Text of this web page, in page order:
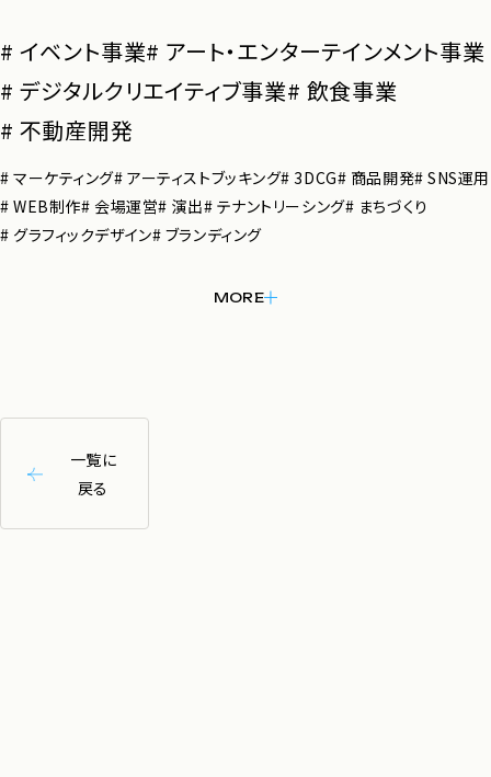
# イベント事業# アート・エンターテインメント事業
# デジタルクリエイティブ事業# 飲食事業
# 不動産開発
# マーケティング# アーティストブッキング# 3DCG# 商品開発# SNS運用
# WEB制作# 会場運営# 演出# テナントリーシング# まちづくり
# グラフィックデザイン# ブランディング
MORE
一覧に
戻る